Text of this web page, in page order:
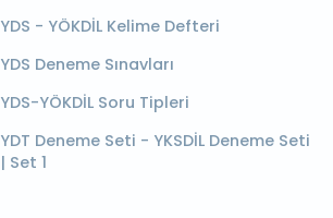
YDS - YÖKDİL Kelime Defteri
YDS Deneme Sınavları
YDS-YÖKDİL Soru Tipleri
YDT Deneme Seti - YKSDİL Deneme Seti
| Set 1